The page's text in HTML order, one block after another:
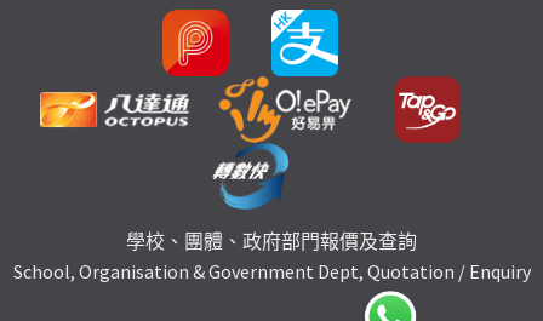
學校、團體、政府部門報價及查詢
School, Organisation & Government Dept, Quotation / Enquiry